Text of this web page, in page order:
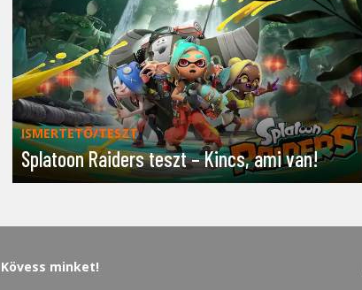
ISMERTETŐ/TESZT
Splatoon Raiders teszt – Kincs, ami van!
Kövess minket!